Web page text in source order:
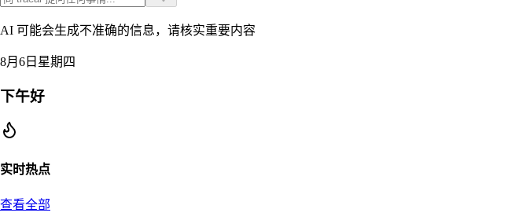
AI 可能会生成不准确的信息，请核实重要内容
8月6日星期四
下午好
实时热点
查看全部